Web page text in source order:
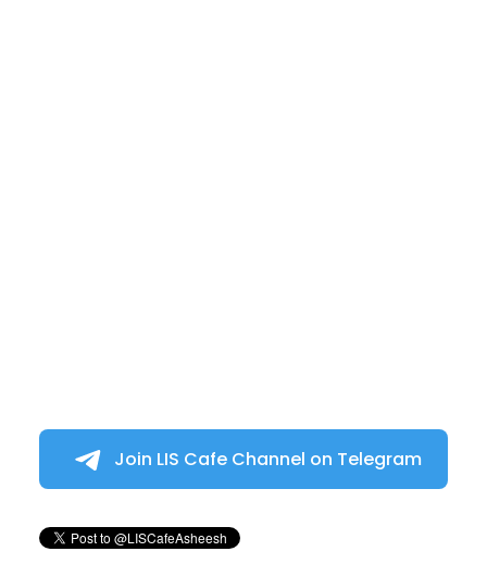
Join LIS Cafe Channel on Telegram